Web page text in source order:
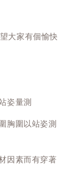
大家有個愉快
姿量測
胸圍以站姿測
因素而有穿著